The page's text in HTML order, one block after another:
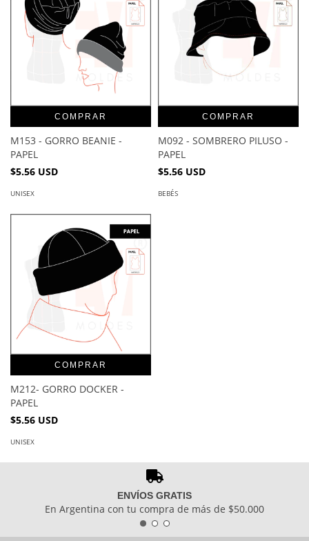
COMPRAR
M153 - GORRO BEANIE -
PAPEL
$5.56 USD
UNISEX
COMPRAR
M092 - SOMBRERO PILUSO -
PAPEL
$5.56 USD
BEBÉS
COMPRAR
M212- GORRO DOCKER -
PAPEL
$5.56 USD
UNISEX
ENVÍOS GRATIS
En Argentina con tu compra de más de $50.000